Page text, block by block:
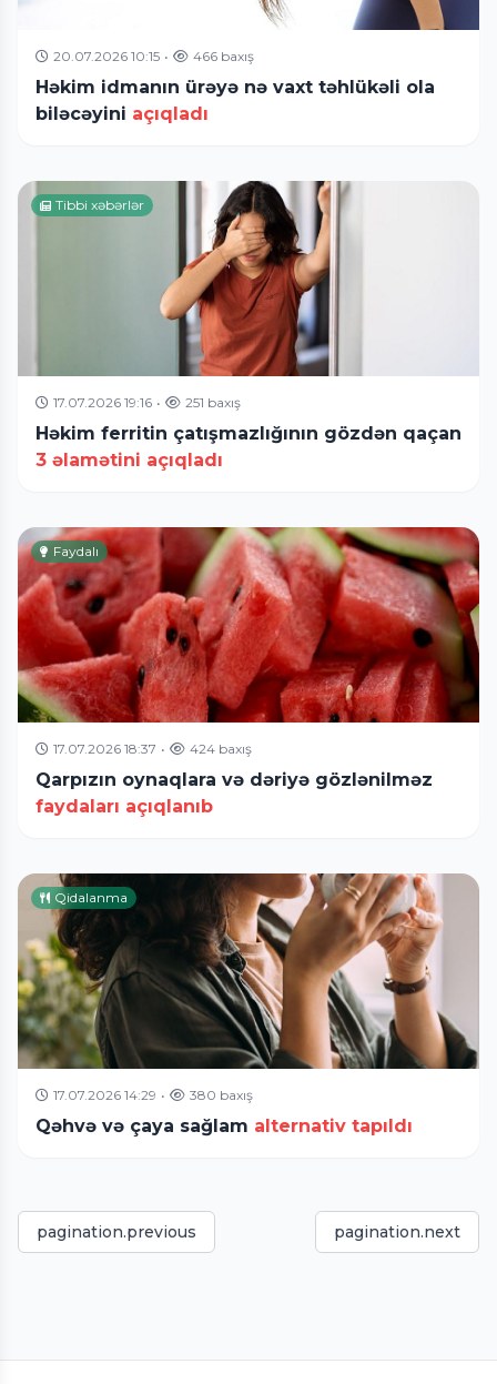
20.07.2026 10:15 • 466 baxış
Həkim idmanın ürəyə nə vaxt təhlükəli ola
biləcəyini açıqladı
Tibbi xəbərlər
17.07.2026 19:16 • 251 baxış
Həkim ferritin çatışmazlığının gözdən qaçan
3 əlamətini açıqladı
Faydalı
17.07.2026 18:37 • 424 baxış
Qarpızın oynaqlara və dəriyə gözlənilməz
faydaları açıqlanıb
Qidalanma
17.07.2026 14:29 • 380 baxış
Qəhvə və çaya sağlam alternativ tapıldı
pagination.previous pagination.next